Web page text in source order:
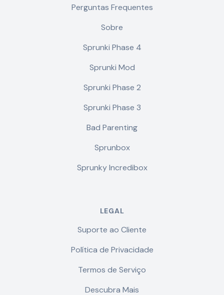
Perguntas Frequentes
Sobre
Sprunki Phase 4
Sprunki Mod
Sprunki Phase 2
Sprunki Phase 3
Bad Parenting
Sprunbox
Sprunky Incredibox
LEGAL
Suporte ao Cliente
Política de Privacidade
Termos de Serviço
Descubra Mais